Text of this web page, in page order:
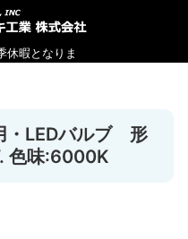
・LEDバルブ 形
色味:6000K